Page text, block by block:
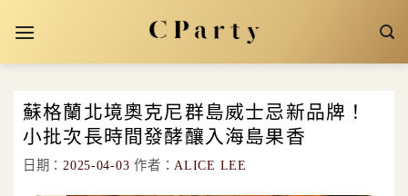
蘇格蘭北境奧克尼群島威士忌新品牌！
小批次長時間發酵釀入海島果香
日期：2025-04-03 作者：ALICE LEE